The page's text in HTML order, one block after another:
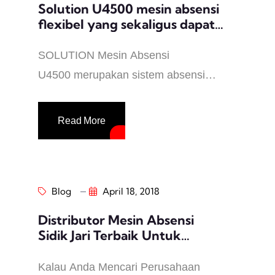
Solution U4500 mesin absensi
flexibel yang sekaligus dapat
SOLUTION Mesin Absensi
U4500 merupakan sistem absensi
memaksimalkan waktu karyawan dan
mencegah penipuan absensi
menggunakan sensor sidik jari
terbaik di dunia. Solusi Fingerprint
juga merupakan solusi murah
m tradisional lama,
Read More
Blog April 18, 2018
Distributor Mesin Absensi
Sidik Jari Terbaik Untuk
Kalau Anda Mencari Perusahaan